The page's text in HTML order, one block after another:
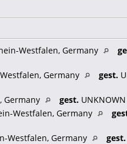
Westfalen, Germany
Germany gest.
Germany gest.
Westfalen, Germany
Westfalen, Germany gest.